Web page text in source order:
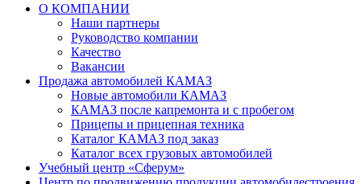
О КОМПАНИИ
Наши партнеры
Руководство компании
Качество
Вакансии
Продажа автомобилей КАМАЗ
Новые автомобили КАМАЗ
КАМАЗ после капремонта и с пробегом
Прицепы и прицепная техника
Каталог КАМАЗ под заказ
Каталог всех грузовых автомобилей
Учебный центр «Сферум»